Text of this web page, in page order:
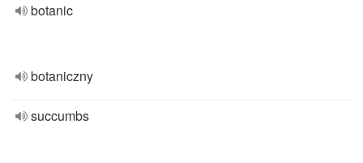
botanic
botaniczny
succumbs